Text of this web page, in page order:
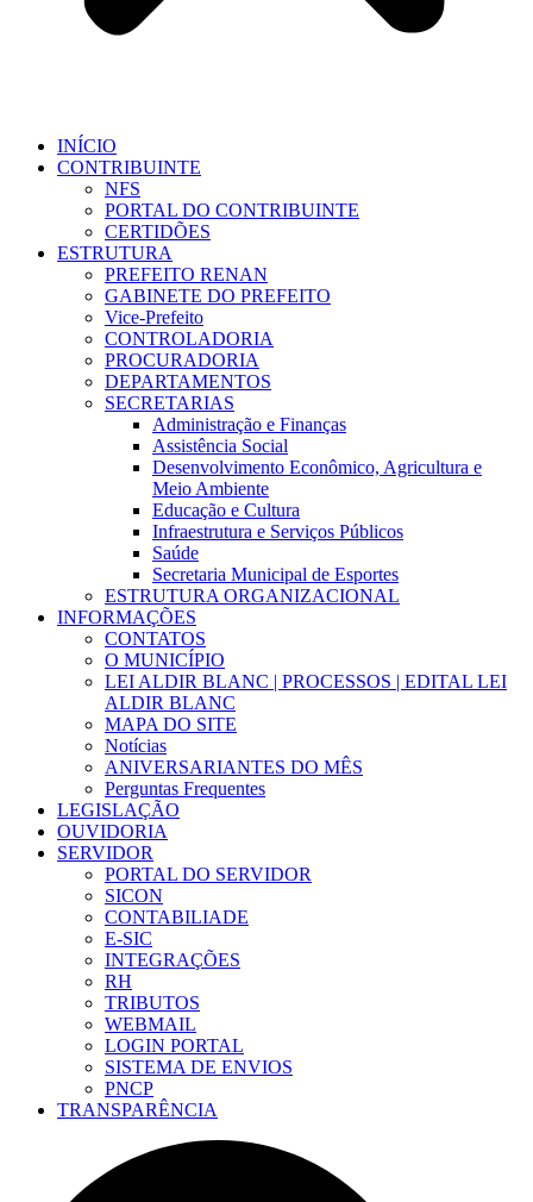
INÍCIO
CONTRIBUINTE
NFS
PORTAL DO CONTRIBUINTE
CERTIDÕES
ESTRUTURA
PREFEITO RENAN
GABINETE DO PREFEITO
Vice-Prefeito
CONTROLADORIA
PROCURADORIA
DEPARTAMENTOS
SECRETARIAS
Administração e Finanças
Assistência Social
Desenvolvimento Econômico, Agricultura e
Meio Ambiente
Educação e Cultura
Infraestrutura e Serviços Públicos
Saúde
Secretaria Municipal de Esportes
ESTRUTURA ORGANIZACIONAL
INFORMAÇÕES
CONTATOS
O MUNICÍPIO
LEI ALDIR BLANC | PROCESSOS | EDITAL LEI
ALDIR BLANC
MAPA DO SITE
Notícias
ANIVERSARIANTES DO MÊS
Perguntas Frequentes
LEGISLAÇÃO
OUVIDORIA
SERVIDOR
PORTAL DO SERVIDOR
SICON
CONTABILIADE
E-SIC
INTEGRAÇÕES
RH
TRIBUTOS
WEBMAIL
LOGIN PORTAL
SISTEMA DE ENVIOS
PNCP
TRANSPARÊNCIA